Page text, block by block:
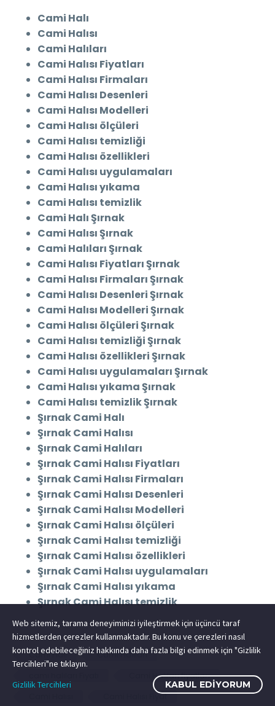
Cami Halı
Cami Halısı
Cami Halıları
Cami Halısı Fiyatları
Cami Halısı Firmaları
Cami Halısı Desenleri
Cami Halısı Modelleri
Cami Halısı ölçüleri
Cami Halısı temizliği
Cami Halısı özellikleri
Cami Halısı uygulamaları
Cami Halısı yıkama
Cami Halısı temizlik
Cami Halı Şırnak
Cami Halısı Şırnak
Cami Halıları Şırnak
Cami Halısı Fiyatları Şırnak
Cami Halısı Firmaları Şırnak
Cami Halısı Desenleri Şırnak
Cami Halısı Modelleri Şırnak
Cami Halısı ölçüleri Şırnak
Cami Halısı temizliği Şırnak
Cami Halısı özellikleri Şırnak
Cami Halısı uygulamaları Şırnak
Cami Halısı yıkama Şırnak
Cami Halısı temizlik Şırnak
Şırnak Cami Halı
Şırnak Cami Halısı
Şırnak Cami Halıları
Şırnak Cami Halısı Fiyatları
Şırnak Cami Halısı Firmaları
Şırnak Cami Halısı Desenleri
Şırnak Cami Halısı Modelleri
Şırnak Cami Halısı ölçüleri
Şırnak Cami Halısı temizliği
Şırnak Cami Halısı özellikleri
Şırnak Cami Halısı uygulamaları
Şırnak Cami Halısı yıkama
Şırnak Cami Halısı temizlik
Cami Halı
Cami Halıları
Cami Halıları fiyatları
Cami Halısı Fiyat
Web sitemiz, tarama deneyiminizi iyileştirmek için üçüncü taraf
hizmetlerden çerezler kullanmaktadır. Bu konu ve çerezleri nasıl
kontrol edebileceğiniz hakkında daha fazla bilgi edinmek için "Gizlilik
Tercihleri"ne tıklayın.
Gizlilik Tercihleri
KABUL EDIYORUM